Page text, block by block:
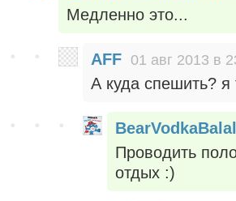
Медленно это...
AFF 01 авг 2013 в
А куда спешить? я
Проводить
отдых :)